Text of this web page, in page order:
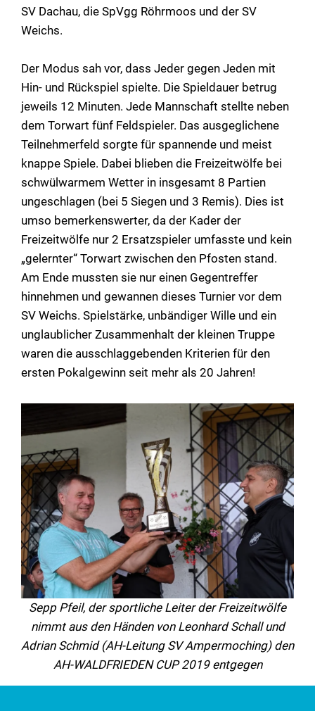
SV Dachau, die SpVgg Röhrmoos und der SV
Weichs.
Der Modus sah vor, dass Jeder gegen Jeden mit
Hin- und Rückspiel spielte. Die Spieldauer betrug
jeweils 12 Minuten. Jede Mannschaft stellte neben
dem Torwart fünf Feldspieler. Das ausgeglichene
Teilnehmerfeld sorgte für spannende und meist
knappe Spiele. Dabei blieben die Freizeitwölfe bei
schwülwarmem Wetter in insgesamt 8 Partien
ungeschlagen (bei 5 Siegen und 3 Remis). Dies ist
umso bemerkenswerter, da der Kader der
Freizeitwölfe nur 2 Ersatzspieler umfasste und kein
„gelernter“ Torwart zwischen den Pfosten stand.
Am Ende mussten sie nur einen Gegentreffer
hinnehmen und gewannen dieses Turnier vor dem
SV Weichs. Spielstärke, unbändiger Wille und ein
unglaublicher Zusammenhalt der kleinen Truppe
waren die ausschlaggebenden Kriterien für den
ersten Pokalgewinn seit mehr als 20 Jahren!
Sepp Pfeil, der sportliche Leiter der Freizeitwölfe
nimmt aus den Händen von Leonhard Schall und
Adrian Schmid (AH-Leitung SV Ampermoching) den
AH-WALDFRIEDEN CUP 2019 entgegen